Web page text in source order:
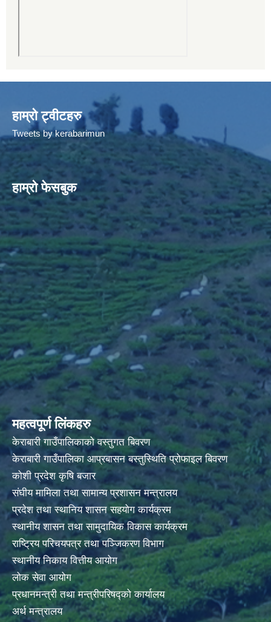
हाम्रो ट्वीटहरु
Tweets by kerabarimun
हाम्रो फेसबुक
महत्वपूर्ण लिंकहरु
केराबारी गाउँपालिकाको वस्तुगत बिवरण
केराबारी गाउँपालिका आप्रबासन बस्तुस्थिति प्रोफाइल बिवरण
कोशी प्रदेश कृषि बजार
संघीय मामिला तथा सामान्य प्रशासन मन्त्रालय
प्रदेश तथा स्थानिय शासन सहयोग कार्यक्रम
स्थानीय शासन तथा सामुदायिक विकास कार्यक्रम
राष्ट्रिय परिचयपत्र तथा पञ्जिकरण विभाग
स्थानीय निकाय वित्तीय आयोग
लोक सेवा आयोग
प्रधानमन्त्री तथा मन्त्रीपरिषद्को कार्यालय
अर्थ मन्त्रालय